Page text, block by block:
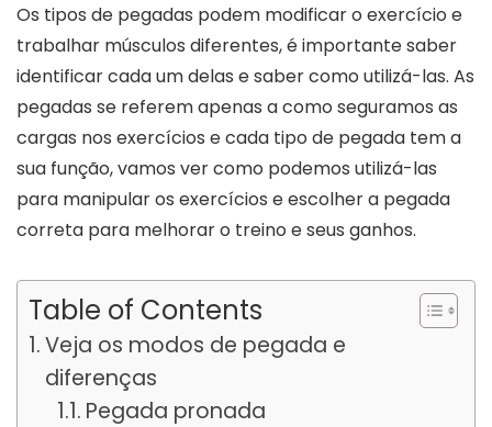
Os tipos de pegadas podem modificar o exercício e
trabalhar músculos diferentes, é importante saber
identificar cada um delas e saber como utilizá-las. As
pegadas se referem apenas a como seguramos as
cargas nos exercícios e cada tipo de pegada tem a
sua função, vamos ver como podemos utilizá-las
para manipular os exercícios e escolher a pegada
correta para melhorar o treino e seus ganhos.
Table of Contents
Veja os modos de pegada e
diferenças
Pegada pronada